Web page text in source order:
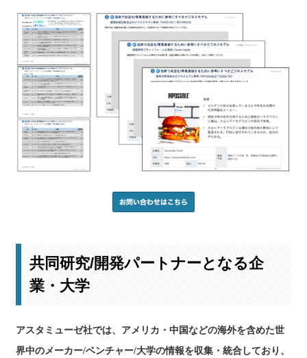
共同研究/開発パートナーとなる企
業・大学
アスタミューゼ社では、アメリカ・中国などの海外を含めた世
界中のメーカー/ベンチャー/大学の情報を収集・統合しており、